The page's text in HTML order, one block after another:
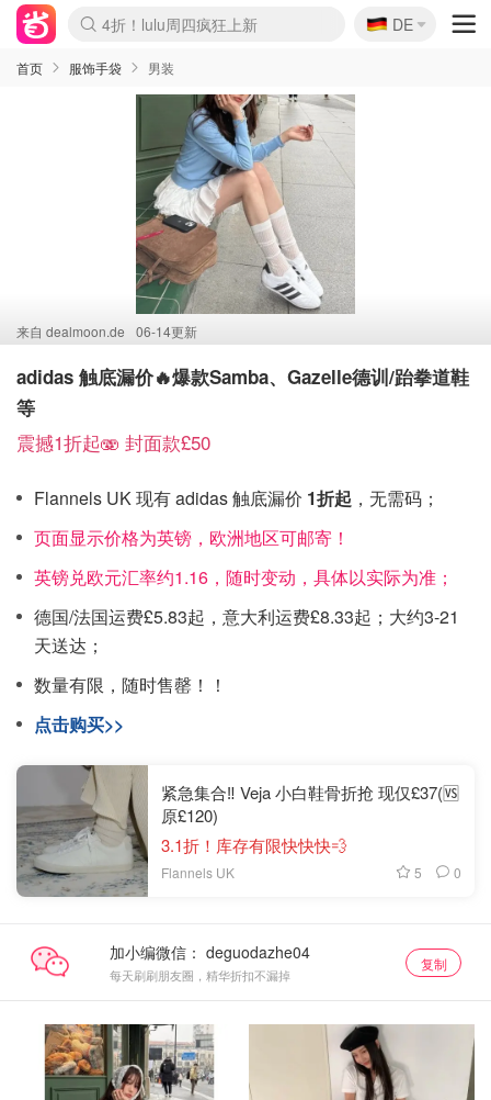
Boticinal 夏促开抢！
4折！lulu周四疯狂上新
还没结束！&OtherStories大促
Joybuy变相75折 随时失效
速领！Stanley独家85折
疑似霸哥！Camper额外叠85折
Zalando 奥莱闪促！每日更新
Moncler反季囤！5折起+叠9折
Coach Brooklyn仅€192
🇩🇪
DE
首页 服饰手袋 男装
来自 dealmoon.de 06-14更新
adidas 触底漏价🔥爆款Samba、Gazelle德训/跆拳道鞋
等
震撼1折起🫨 封面款£50
Flannels UK 现有 adidas 触底漏价 1折起 ，无需码；
页面显示价格为英镑，欧洲地区可邮寄！
英镑兑欧元汇率约1.16，随时变动，具体以实际为准；
德国/法国运费£5.83起，意大利运费£8.33起；大约3-21
天送达；
数量有限，随时售罄！！
点击购买>>
紧急集合‼️ Veja 小白鞋骨折抢 现仅£37(🆚
原£120)
3.1折！库存有限快快快💨
Flannels UK 5 0
加小编微信：
每天刷刷朋友圈，精华折扣不漏掉
复制